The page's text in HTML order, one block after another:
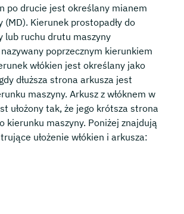
po drucie jest określany mianem
(MD). Kierunek prostopadły do
lub ruchu drutu maszyny
poprzecznym kierunkiem
włókien jest określany jako
dłuższa strona arkusza jest
maszyny. Arkusz z włóknem w
ułożony tak, że jego krótsza strona
kierunku maszyny. Poniżej znajdują
ułożenie włókien i arkusza: